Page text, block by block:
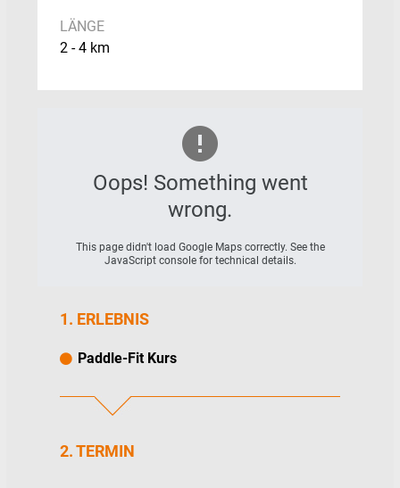
LÄNGE
2 - 4 km
Oops! Something went
wrong.
This page didn't load Google Maps correctly. See the
JavaScript console for technical details.
1. ERLEBNIS
Paddle-Fit Kurs
2. TERMIN